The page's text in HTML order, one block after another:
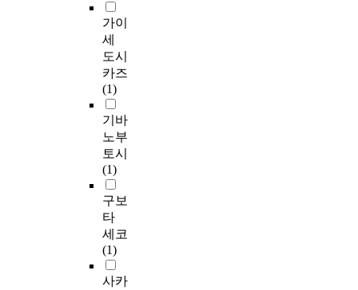
가이
세
도시
카즈
(1)
기바
노부
토시
(1)
구보
타
세코
(1)
사카